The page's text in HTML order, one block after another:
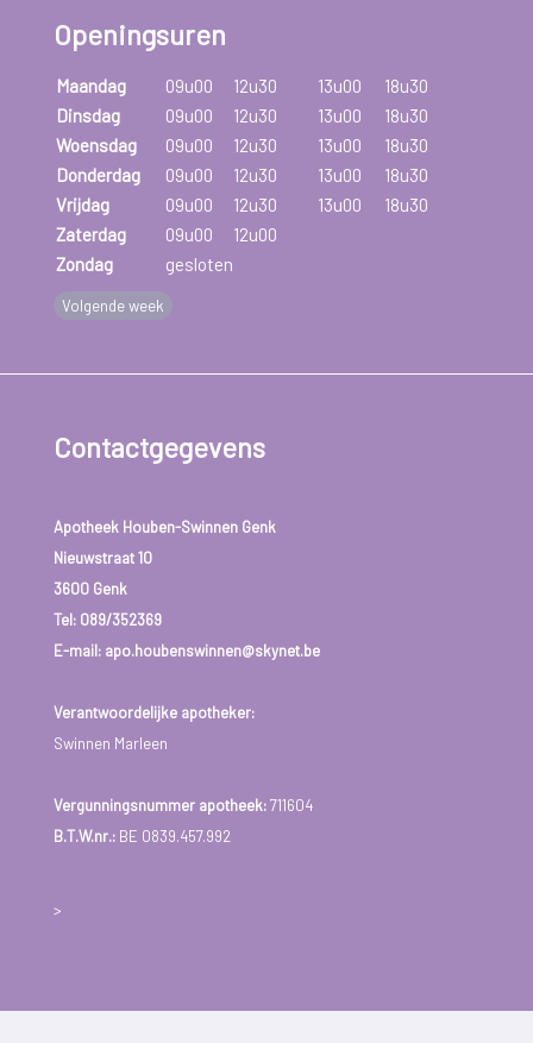
beïnvloedt ook relaties met anderen. Er heerst vaak het
gevoel niet begrepen te worden.
Een paniekstoornis kan goed behandeld worden. Hoe sneller
een behandeling gestart wordt, hoe kleiner de invloed van de
angst op het dagelijks functioneren.
cognitieve therapie (praten over angst, anders leren
gedragstherapie (angstige situaties oefenen).
nog aanvullende behandelingen overwogen worden, zoals
bijvoorbeeld angstbeheersing, ontspanningstechnieken,… .
Openingsuren
Maandag 09u00 12u30 13u00
18u30
Dinsdag
09u00 12u30 13u00
18u30
Woensdag
09u00 12u30 13u00
18u30
Donderdag
09u00 12u30 13u00
18u30
Vrijdag
09u00 12u30 13u00
18u30
Zaterdag
09u00
12u00
Zondag
gesloten
Volgende week
Contactgegevens
Apotheek Houben-Swinnen Genk
Nieuwstraat 10
3600 Genk
Tel: 089/352369
E-mail: apo.houbenswinnen@skynet.be
Verantwoordelijke apotheker:
Swinnen Marleen
Vergunningsnummer apotheek:711604
B.T.W.nr.:BE 0839.457.992
>